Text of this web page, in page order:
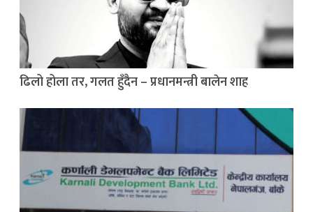
ढिलो होला तर, गलत हुँदैन – प्रधानमन्त्री बालेन शाह